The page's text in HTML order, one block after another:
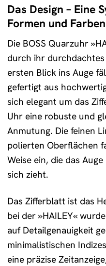
Das Design – Eine
Formen und Farben
Die BOSS Quarzuhr
durch ihr durchdachtes
ersten Blick ins Auge
gefertigt aus
sich elegant um das
Uhr eine robuste und
Anmutung. Die feinen
polierten Oberflächen
Weise ein, die das
sich zieht.
Das Zifferblatt ist das
bei der »HAILEY«
auf Detailgenauigkeit
minimalistischen
eine präzise